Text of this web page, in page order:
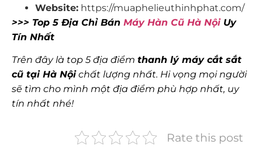
Website: https://muaphelieuthinhphat.com/
>>> Top 5 Địa Chỉ Bán Máy Hàn Cũ Hà NộiUy
Tín Nhất
Trên đây là top 5 địa điểm thanh lý máy cắt sắt
cũ tại Hà Nộichất lượng nhất. Hi vọng mọi người
sẽ tìm cho mình một địa điểm phù hợp nhất, uy
tín nhất nhé!
Rate this post